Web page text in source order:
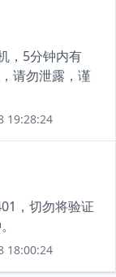
，5分钟内有
请勿泄露，谨
19:28:24
，切勿将验证
18:00:24